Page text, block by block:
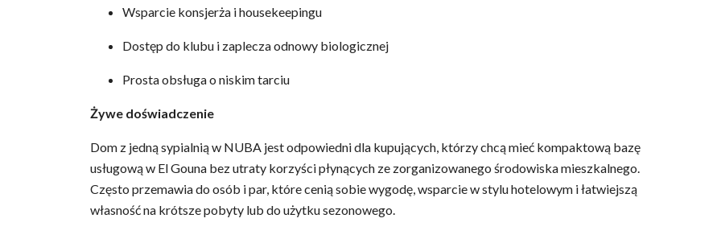
Wsparcie konsjerża i housekeepingu
Dostęp do klubu i zaplecza odnowy biologicznej
Prosta obsługa o niskim tarciu
Żywe doświadczenie
Dom z jedną sypialnią w NUBA jest odpowiedni dla kupujących, którzy chcą mieć kompaktową bazę
usługową w El Gouna bez utraty korzyści płynących ze zorganizowanego środowiska mieszkalnego.
Często przemawia do osób i par, które cenią sobie wygodę, wsparcie w stylu hotelowym i łatwiejszą
własność na krótsze pobyty lub do użytku sezonowego.